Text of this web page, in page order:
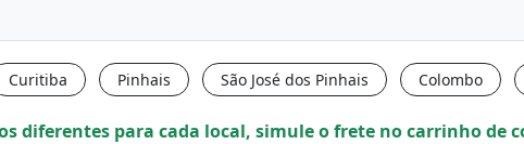
Curitiba Pinhais São José dos Pinhais Colombo
diferentes para cada local, simule o frete no carrinho de